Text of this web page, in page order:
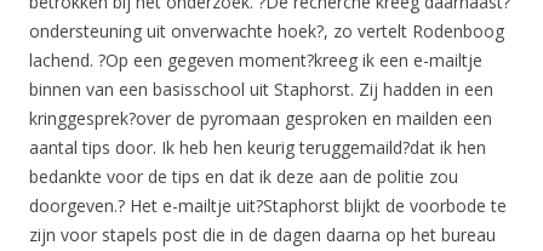
ondersteuning uit onverwachte hoek?, zo vertelt Rodenboog
lachend. ?Op een gegeven moment?kreeg ik een e-mailtje
binnen van een basisschool uit Staphorst. Zij hadden in een
kringgesprek?over de pyromaan gesproken en mailden een
aantal tips door. Ik heb hen keurig teruggemaild?dat ik hen
bedankte voor de tips en dat ik deze aan de politie zou
doorgeven.? Het e-mailtje uit?Staphorst blijkt de voorbode te
zijn voor stapels post die in de dagen daarna op het bureau